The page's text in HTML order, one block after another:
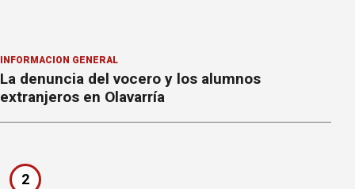
INFORMACION GENERAL
La denuncia del vocero y los alumnos
extranjeros en Olavarría
2